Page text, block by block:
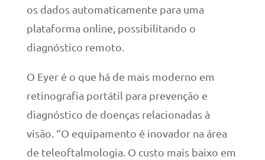
os dados automaticamente para uma
plataforma online, possibilitando o
diagnóstico remoto.
O Eyer é o que há de mais moderno em
retinografia portátil para prevenção e
diagnóstico de doenças relacionadas à
visão. “O equipamento é inovador na área
de teleoftalmologia. O custo mais baixo em